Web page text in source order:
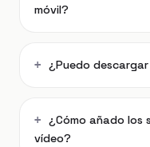
móvil?
¿Puedo
¿Cómo añado los
vídeo?